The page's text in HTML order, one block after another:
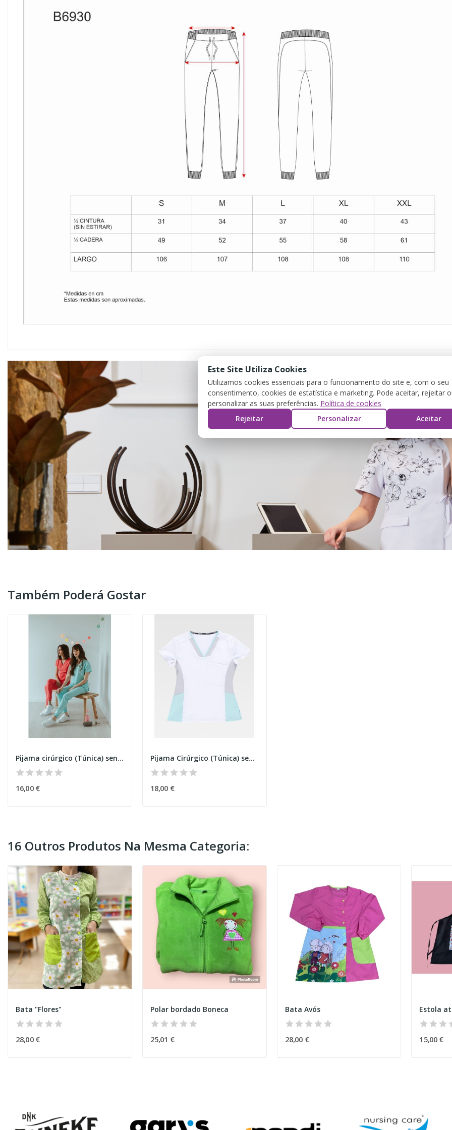
Também Poderá Gostar
Pijama cirúrgico (Túnica) senhora
16,00 €
Pijama Cirúrgico (Túnica) senhora B51
18,00 €
16 Outros Produtos Na Mesma Categoria:
Bata "Flores"
28,00 €
Polar bordado Boneca
25,01 €
Bata Avós
28,00 €
Estola
15,00 €
Este Site Utiliza Cookies
Utilizamos cookies essenciais para o funcionamento do site e, com o seu
consentimento, cookies de estatística e marketing. Pode aceitar, rejeitar
personalizar as suas preferências. Política de cookies
Rejeitar
Personalizar Aceitar